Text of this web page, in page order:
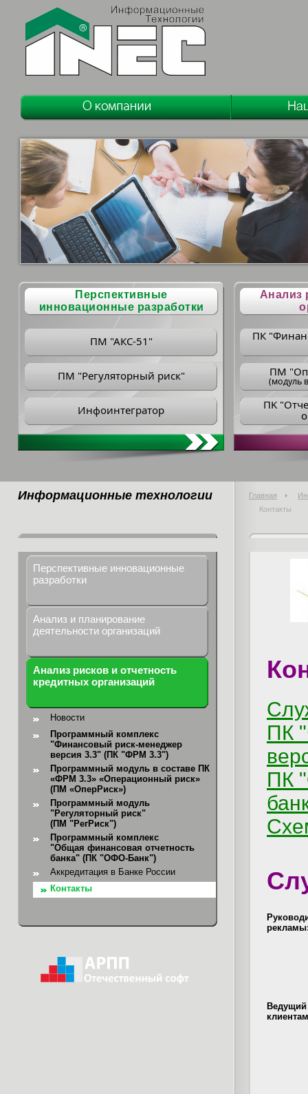
Перспективные
инновационные разработки
ПМ "АКС-51"
ПМ "Регуляторный риск"
Инфоинтегратор
Анализ
ПК
ПM
(модуль
ПK
Информационные технологии Главная
Контакты
Перспективные инновационные
разработки
Анализ и планирование
деятельности организаций
Анализ рисков и отчетность
кредитных организаций
Новости
Программный комплекс
"Финансовый риск-менеджер
версия 3.3" (ПК "ФРМ 3.3")
Программный модуль в составе ПК
«ФРМ 3.3» «Операционный риск»
(ПМ «ОперРиск»)
Программный модуль
"Регуляторный риск"
(ПМ "РегРиск")
Программный комплекс
"Общая финансовая отчетность
банка" (ПК "ОФО-Банк")
Аккредитация в Банке России
Контакты
ПК
ПК